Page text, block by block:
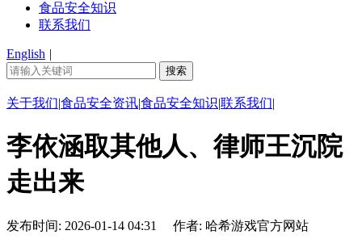
食品安全知识
联系我们
English |
关于我们|食品安全资讯|食品安全知识|联系我们|
李依涵取其他人、律师王沉院
走出来
发布时间: 2026-01-14 04:31 作者: 哈希游戏官方网站